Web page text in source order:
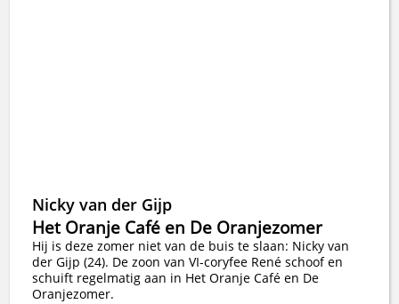
Nicky van der Gijp
Het Oranje Café en De Oranjezomer
Hij is deze zomer niet van de buis te slaan: Nicky van
der Gijp (24). De zoon van VI-coryfee René schoof en
schuift regelmatig aan in Het Oranje Café en De
Oranjezomer.